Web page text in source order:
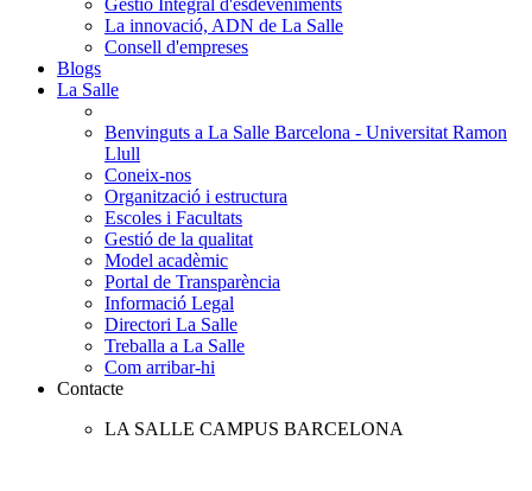
Gestió Integral d'esdeveniments
La innovació, ADN de La Salle
Consell d'empreses
Blogs
La Salle
Benvinguts a La Salle Barcelona - Universitat Ramon
Llull
Coneix-nos
Organització i estructura
Escoles i Facultats
Gestió de la qualitat
Model acadèmic
Portal de Transparència
Informació Legal
Directori La Salle
Treballa a La Salle
Com arribar-hi
Contacte
LA SALLE CAMPUS BARCELONA